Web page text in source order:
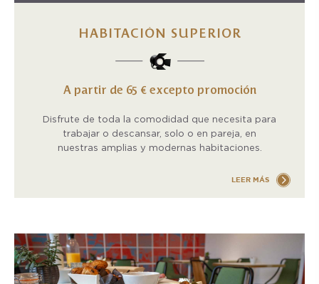
HABITACIÓN SUPERIOR
A partir de 65 € excepto promoción
Disfrute de toda la comodidad que necesita para
trabajar o descansar, solo o en pareja, en
nuestras amplias y modernas habitaciones.
LEER MÁS